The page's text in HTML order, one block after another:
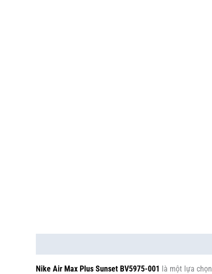
Nike Air Max Plus Sunset BV5975-001 là một lựa